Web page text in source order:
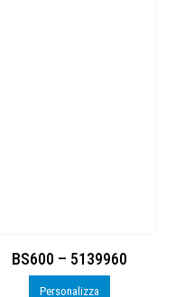
BS600 – 5139960
Personalizza